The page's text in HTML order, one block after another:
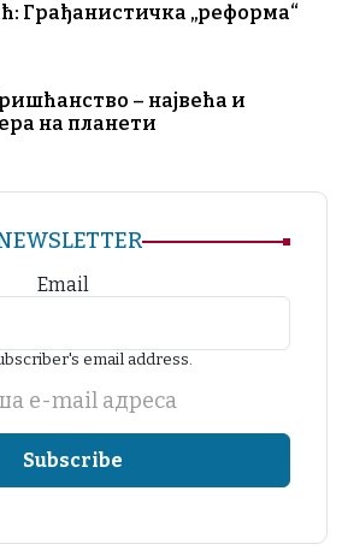
Грађанистичка „реформа“
– највећа и
на планети
Email
email address.
е-mail адреса